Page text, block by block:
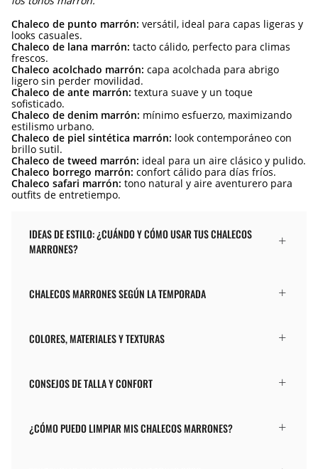
Chaleco de punto marrón: versátil, ideal para capas ligeras y
looks casuales.
Chaleco de lana marrón: tacto cálido, perfecto para climas
frescos.
Chaleco acolchado marrón: capa acolchada para abrigo
ligero sin perder movilidad.
Chaleco de ante marrón: textura suave y un toque
sofisticado.
Chaleco de denim marrón: mínimo esfuerzo, maximizando
estilismo urbano.
Chaleco de piel sintética marrón: look contemporáneo con
brillo sutil.
Chaleco de tweed marrón: ideal para un aire clásico y pulido.
Chaleco borrego marrón: confort cálido para días fríos.
Chaleco safari marrón: tono natural y aire aventurero para
outfits de entretiempo.
IDEAS DE ESTILO: ¿CUÁNDO Y CÓMO USAR TUS CHALECOS
MARRONES?
CHALECOS MARRONES SEGÚN LA TEMPORADA
COLORES, MATERIALES Y TEXTURAS
CONSEJOS DE TALLA Y CONFORT
¿CÓMO PUEDO LIMPIAR MIS CHALECOS MARRONES?